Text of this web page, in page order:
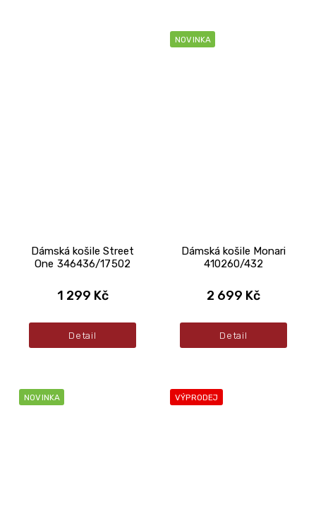
Dámská košile Street
One 346436/17502
1 299 Kč
Detail
NOVINKA
Dámská košile Monari
410260/432
2 699 Kč
Detail
NOVINKA VÝPRODEJ